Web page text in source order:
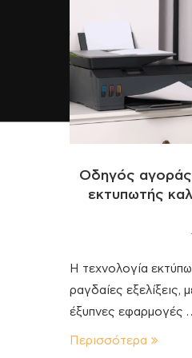
Οδηγός
εκτυπωτής
Η τεχνολογία
ραγδαίες εξελίξεις,
έξυπνες εφαρμογές
Περισσότερα